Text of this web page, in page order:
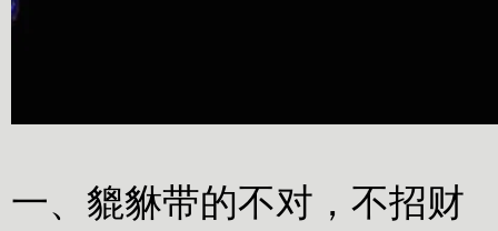
一、貔貅带的不对，不招财